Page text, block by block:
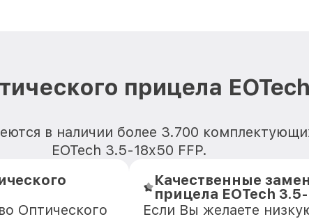
прицела
в наличии более 3.700
EOTech 3.5-18x50 FFP.
Оптического
Качественные
прицела EOTech
Если Вы желаете